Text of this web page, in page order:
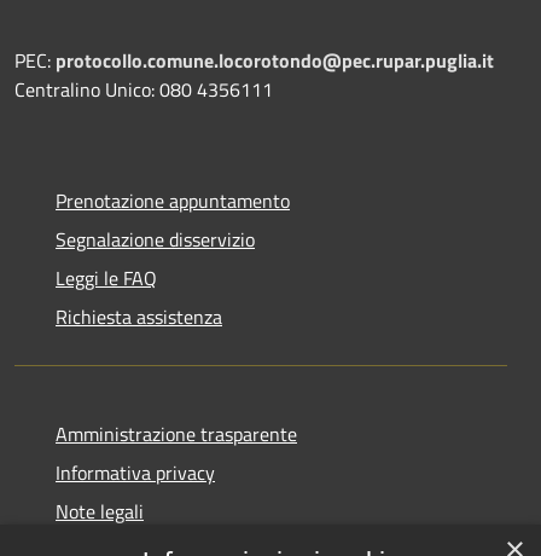
PEC: protocollo.comune.locorotondo@pec.rupar.puglia.it
Centralino Unico: 080 4356111
Prenotazione appuntamento
Segnalazione disservizio
Leggi le FAQ
Richiesta assistenza
Amministrazione trasparente
Informativa privacy
Note legali